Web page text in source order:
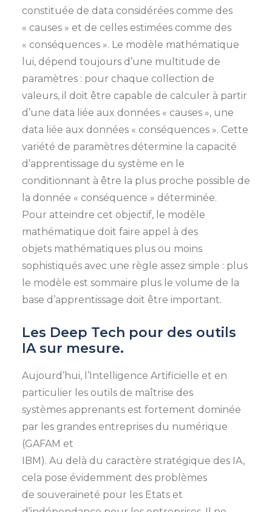
constituée de data considérées comme des
« causes » et de celles estimées comme des
« conséquences ». Le modèle mathématique
lui, dépend toujours d’une multitude de
paramètres : pour chaque collection de
valeurs, il doit être capable de calculer à partir
d’une data liée aux données « causes », une
data liée aux données « conséquences ». Cette
variété de paramètres détermine la capacité
d’apprentissage du système en le
conditionnant à être la plus proche possible de
la donnée « conséquence » déterminée.
Pour atteindre cet objectif, le modèle
mathématique doit faire appel à des
objets mathématiques plus ou moins
sophistiqués avec une règle assez simple : plus
le modèle est sommaire plus le volume de la
base d’apprentissage doit être important.
Les Deep Tech pour des outils
IA sur mesure.
Aujourd’hui, l’Intelligence Artificielle et en
particulier les outils de maîtrise des
systèmes apprenants est fortement dominée
par les grandes entreprises du numérique
(GAFAM et
IBM). Au delà du caractère stratégique des IA,
cela pose évidemment des problèmes
de souveraineté pour les Etats et